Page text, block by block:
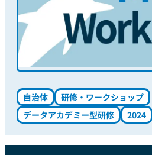
自治体
研修・ワークショップ
データアカデミー型研修
2024